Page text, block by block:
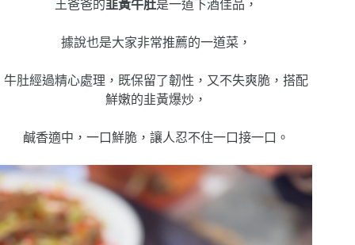
王爸爸的韭黃牛肚是一道下酒佳品，
據說也是大家非常推薦的一道菜，
牛肚經過精心處理，既保留了韌性，又不失爽脆，搭配
鮮嫩的韭黃爆炒，
鹹香適中，一口鮮脆，讓人忍不住一口接一口。